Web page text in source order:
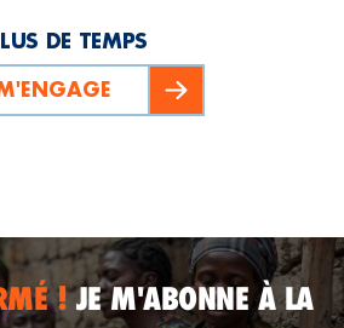
DE TEMPS
!JE M'ABONNE À LA